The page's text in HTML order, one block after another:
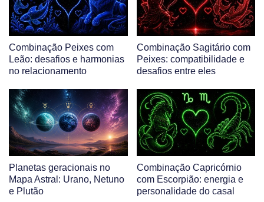
Combinação Peixes com
Leão: desafios e harmonias
no relacionamento
Combinação Sagitário com
Peixes: compatibilidade e
desafios entre eles
Planetas geracionais no
Mapa Astral: Urano, Netuno
e Plutão
Combinação Capricórnio
com Escorpião: energia e
personalidade do casal